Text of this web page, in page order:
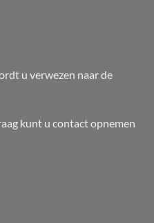
u verwezen naar de
kunt u contact opnemen